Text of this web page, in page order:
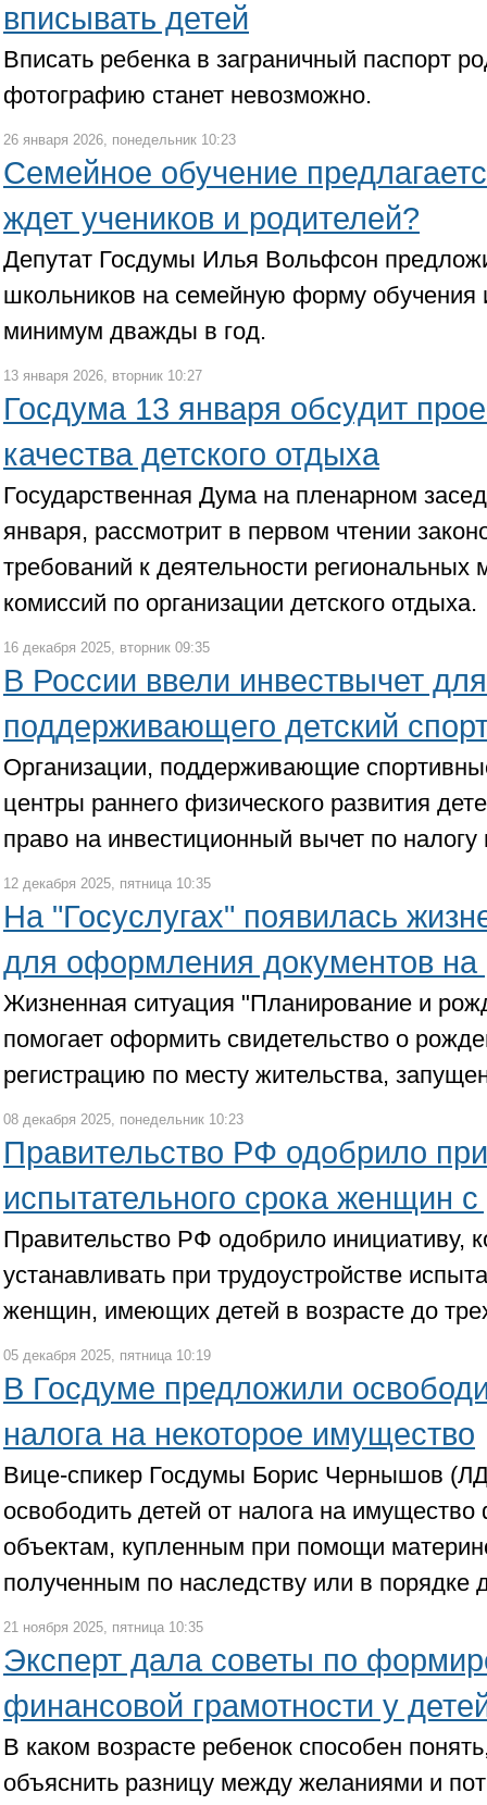
вписывать детей
Вписать ребенка в заграничный паспорт
фотографию станет невозможно.
26 января 2026, понедельник 10:23
Семейное обучение
ждет учеников и родителей?
Депутат Госдумы Илья Вольфсон
школьников на семейную форму обучения
минимум дважды в год.
13 января 2026, вторник 10:27
Госдума 13 января обсудит
качества детского отдыха
Государственная Дума на пленарном
января, рассмотрит в первом чтении
требований к деятельности
комиссий по организации детского отдыха.
16 декабря 2025, вторник 09:35
В России ввели инвествычет
поддерживающего детский
Организации, поддерживающие
центры раннего физического развития
право на инвестиционный вычет по
12 декабря 2025, пятница 10:35
На "Госуслугах" появилась
для оформления документов на
Жизненная ситуация "Планирование и
помогает оформить свидетельство о
регистрацию по месту жительства,
08 декабря 2025, понедельник 10:23
Правительство РФ одобрило
испытательного срока женщин
Правительство РФ одобрило инициативу,
устанавливать при трудоустройстве
женщин, имеющих детей в возрасте до
05 декабря 2025, пятница 10:19
В Госдуме предложили
налога на некоторое имущество
Вице-спикер Госдумы Борис Чернышов
освободить детей от налога на
объектам, купленным при помощи
полученным по наследству или в порядке
21 ноября 2025, пятница 10:35
Эксперт дала советы по
финансовой грамотности у
В каком возрасте ребенок способен
объяснить разницу между желаниями и